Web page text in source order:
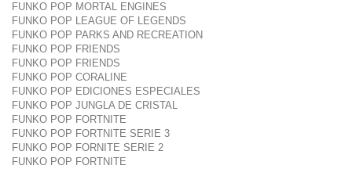
FUNKO POP MORTAL ENGINES
FUNKO POP LEAGUE OF LEGENDS
FUNKO POP PARKS AND RECREATION
FUNKO POP FRIENDS
FUNKO POP FRIENDS
FUNKO POP CORALINE
FUNKO POP EDICIONES ESPECIALES
FUNKO POP JUNGLA DE CRISTAL
FUNKO POP FORTNITE
FUNKO POP FORTNITE SERIE 3
FUNKO POP FORNITE SERIE 2
FUNKO POP FORTNITE